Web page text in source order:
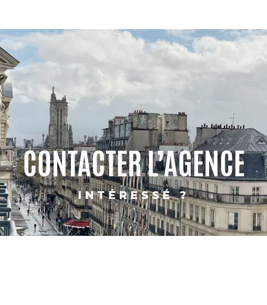
CONTACTER L’AGENCE
INTÉRESSÉ ?